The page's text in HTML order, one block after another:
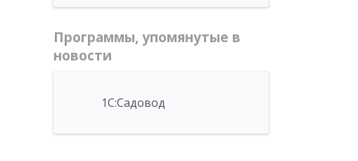
Программы, упомянутые в
новости
1С:Садовод